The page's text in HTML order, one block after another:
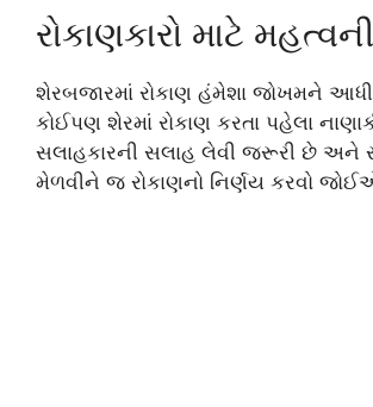
રોકાણકારો માટે
શેરબજારમાં રોકાણ હંમેશા જોખમને
કોઈપણ શેરમાં રોકાણ કરતા પહેલા
સલાહકારની સલાહ લેવી જરૂરી છે અને
મેળવીને જ રોકાણનો નિર્ણય કરવો